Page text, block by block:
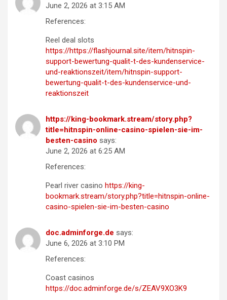
June 2, 2026 at 3:15 AM
References:
Reel deal slots
https://https://flashjournal.site/item/hitnspin-
support-bewertung-qualit-t-des-kundenservice-
und-reaktionszeit/item/hitnspin-support-
bewertung-qualit-t-des-kundenservice-und-
reaktionszeit
https://king-bookmark.stream/story.php?
title=hitnspin-online-casino-spielen-sie-im-
besten-casino says:
June 2, 2026 at 6:25 AM
References:
Pearl river casino https://king-
bookmark.stream/story.php?title=hitnspin-online-
casino-spielen-sie-im-besten-casino
doc.adminforge.de says:
June 6, 2026 at 3:10 PM
References:
Coast casinos
https://doc.adminforge.de/s/ZEAV9XO3K9